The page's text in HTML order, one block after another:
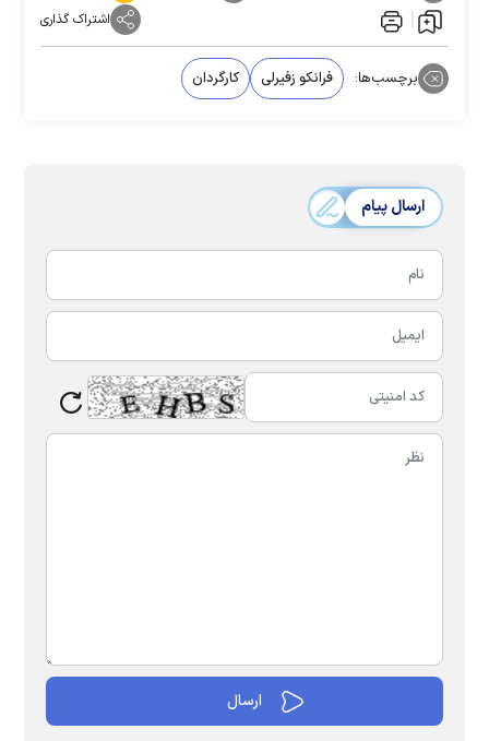
اشتراک گذاری
برچسب‌ها: فرانکو زفیرلی کارگردان
ارسال پیام